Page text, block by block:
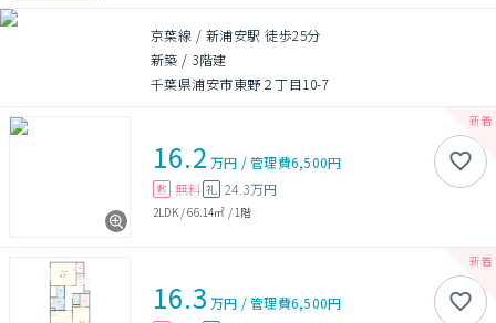
京葉線 / 新浦安駅 徒歩25分
新築 / 3階建
千葉県浦安市東野２丁目10-7
16.2 万円 /管理費6,500円
敷 無料 礼 24.3万円
2LDK/66.14㎡ / 1階
16.3 万円 /管理費6,500円